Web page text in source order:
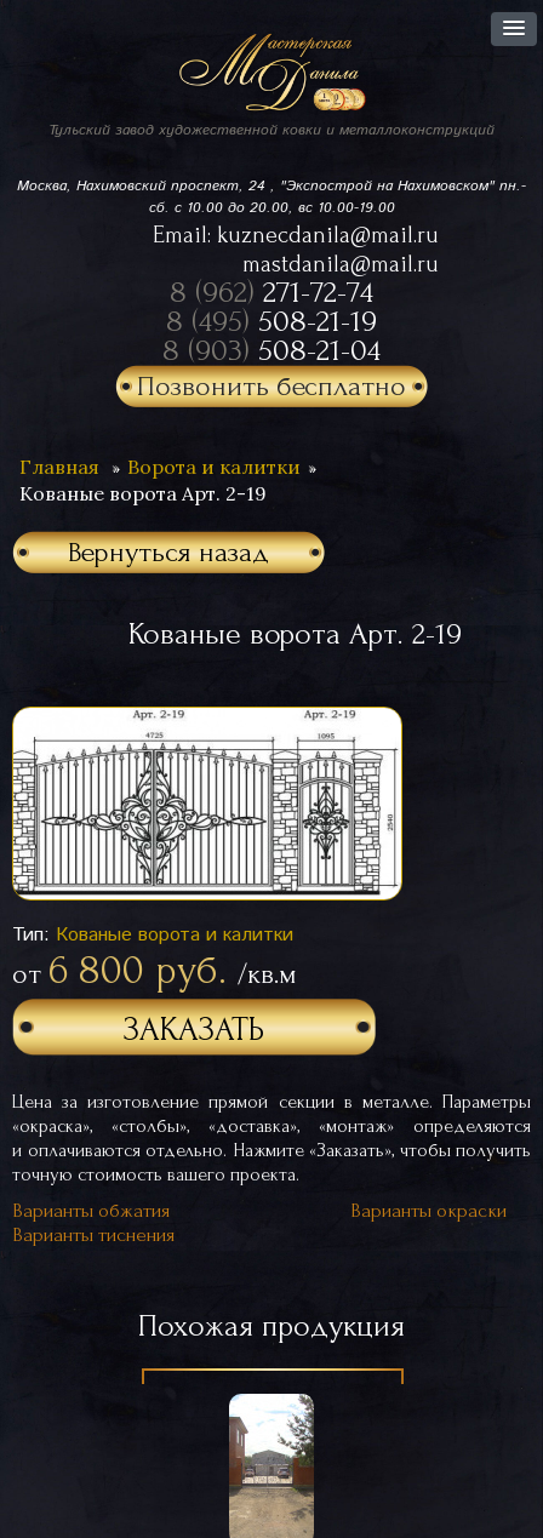
Тульский завод художественной ковки и металлоконструкций
Москва, Нахимовский проспект, 24 , "Экспострой на Нахимовском"пн.-
сб. с 10.00 до 20.00, вс 10.00-19.00
Email: kuznecdanila@mail.ru
mastdanila@mail.ru
8 (962) 271-72-74
8 (495) 508-21-19
8 (903) 508-21-04
Позвонить бесплатно
Главная
Ворота и калитки
Кованые ворота Арт. 2-19
Вернуться назад
Кованые ворота Арт. 2-19
Тип: Кованые ворота и калитки
от 6 800 руб. /кв.м
ЗАКАЗАТЬ
Цена за изготовление прямой секции в металле. Параметры
«окраска», «столбы», «доставка», «монтаж» определяются
и оплачиваются отдельно. Нажмите «Заказать», чтобы получить
точную стоимость вашего проекта.
Варианты обжатия
Варианты окраски
Варианты тиснения
Похожая продукция